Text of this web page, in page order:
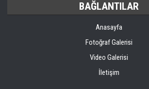
BAĞLANTILAR
Anasayfa
Fotoğraf Galerisi
Video Galerisi
İletişim